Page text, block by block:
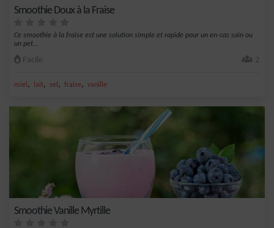
Smoothie Doux à la Fraise
Ce smoothie à la fraise est une solution simple et rapide pour un en-cas sain ou
un pet...
Facile 2
miel , lait, sel , fraise, vanille
Smoothie Vanille Myrtille